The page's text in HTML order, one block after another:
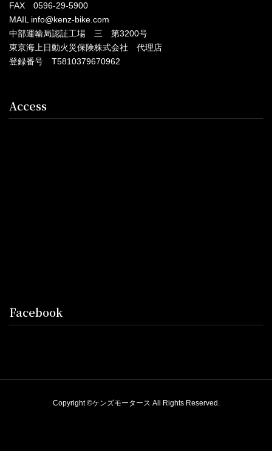
FAX 0596-29-5900
MAIL info@kenz-bike.com
中部運輸局認証工場 三 第3200号
東京海上日動火災保険株式会社 代理店
登録番号 T5810379670962
Access
Facebook
Copyright ©ケンズモータース All Rights Reserved.